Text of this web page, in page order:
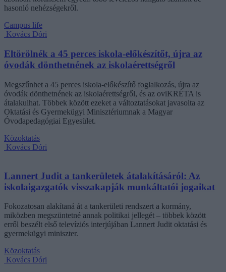
hasonló nehézségekről.
Campus life
Kovács Dóri
Eltörölnék a 45 perces iskola-előkészítőt, újra az
óvodák dönthetnének az iskolaérettségről
Megszűnhet a 45 perces iskola-előkészítő foglalkozás, újra az
óvodák dönthetnének az iskolaérettségről, és az oviKRÉTA is
átalakulhat. Többek között ezeket a változtatásokat javasolta az
Oktatási és Gyermekügyi Minisztériumnak a Magyar
Óvodapedagógiai Egyesület.
Közoktatás
Kovács Dóri
Lannert Judit a tankerületek átalakításáról: Az
iskolaigazgatók visszakapják munkáltatói jogaikat
Fokozatosan alakítaná át a tankerületi rendszert a kormány,
miközben megszüntetné annak politikai jellegét – többek között
erről beszélt első televíziós interjújában Lannert Judit oktatási és
gyermekügyi miniszter.
Közoktatás
Kovács Dóri